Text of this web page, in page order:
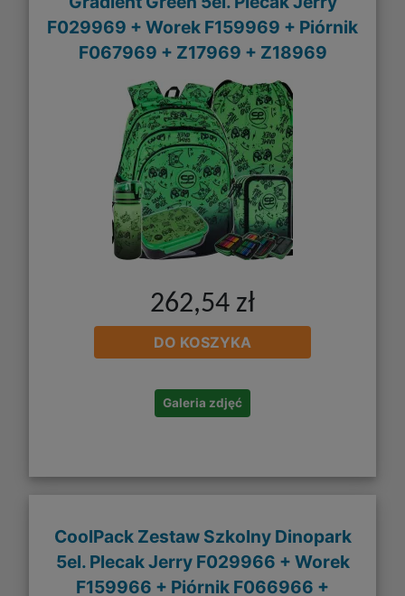
F029969 + Worek F159969 + Piórnik
F067969 + Z17969 + Z18969
262,54 zł
DO KOSZYKA
Galeria zdjęć
CoolPack Zestaw Szkolny Dinopark
5el. Plecak Jerry F029966 + Worek
F159966 + Piórnik F066966 +